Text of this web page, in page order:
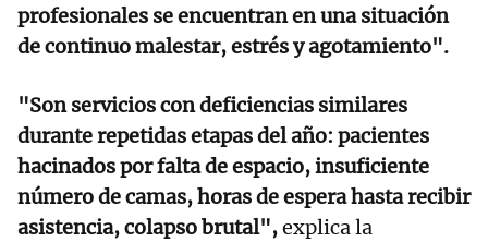
profesionales se encuentran en una situación
de continuo malestar, estrés y agotamiento".
"Son servicios con deficiencias similares
durante repetidas etapas del año: pacientes
hacinados por falta de espacio, insuficiente
número de camas, horas de espera hasta recibir
asistencia, colapso brutal",explica la